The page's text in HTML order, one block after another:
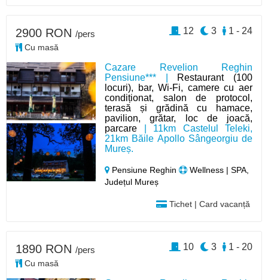
Cazare Revelion Reghin
Pensiune*** | Restaurant (100
locuri), bar, Wi-Fi, camere cu aer
condiționat, salon de protocol,
terasă și grădină cu hamace,
pavilion, grătar, loc de joacă,
parcare | 11km Castelul Teleki,
21km Băile Apollo Sângeorgiu de
Mureș.
Pensiune Reghin
Wellness | SPA,
Județul Mureș
Tichet | Card vacanță
2900 RON /pers
Cu masă
1 - 24
3
12
1890 RON /pers
Cu masă
1 - 20
3
10